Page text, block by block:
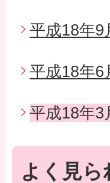
平成18年9
平成18年6
平成18年3
よく見ら